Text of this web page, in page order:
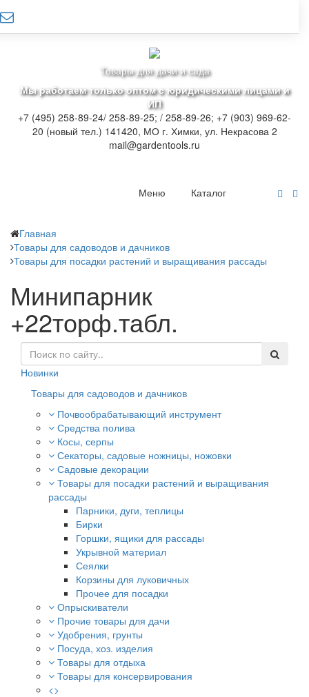
Товары для дачи и сада
Мы работаем только оптом с юридическими лицами и
ИП
+7 (495) 258-89-24/ 258-89-25; / 258-89-26; +7 (903) 969-62-
20 (новый тел.) 141420, МО г. Химки, ул. Некрасова 2
mail@gardentools.ru
Каталог
Меню
Главная
Товары для садоводов и дачников
Товары для посадки растений и выращивания рассады
Минипарник
+22торф.табл.
Новинки
Товары для садоводов и дачников
Почвообрабатывающий инструмент
Средства полива
Косы, серпы
Секаторы, садовые ножницы, ножовки
Садовые декорации
Товары для посадки растений и выращивания
рассады
Парники, дуги, теплицы
Бирки
Горшки, ящики для рассады
Укрывной материал
Сеялки
Корзины для луковичных
Прочее для посадки
Опрыскиватели
Прочие товары для дачи
Удобрения, грунты
Посуда, хоз. изделия
Товары для отдыха
Товары для консервирования
<>